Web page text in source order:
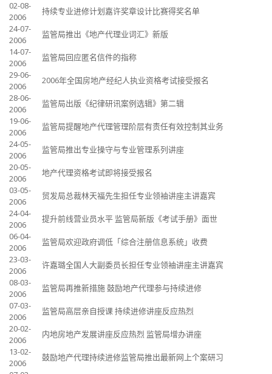
02-08-
2006
持续专业进修计划嘉许奖章设计比赛得奖名单
24-07-
2006
监管局推出《地产代理业词汇》新版
14-07-
2006
监管局回应匿名信件的指称
29-06-
2006
2006年全国房地产经纪人执业资格考试接受报名
28-06-
2006
监管局出版《纪律研讯案例选辑》第二辑
19-06-
2006
监管局提醒地产代理管理阶层有责任有效控制其业务
24-05-
2006
监管局推出专业操守与专业管理系列讲座
20-05-
2006
地产代理资格考试即将接受报名
03-05-
2006
贸发局总裁林天福先生担任专业领袖讲座主讲嘉宾
24-04-
2006
提升前线营业员水平 监管局新版《考试手册》面世
06-04-
2006
监管局欢迎政府调低「综合注册信息系统」收费
23-03-
2006
许嘉璐全国人大副委员长担任专业领袖讲座主讲嘉宾
08-03-
2006
监管局再推新措施 鼓励地产代理参与持续进修
07-03-
2006
监管局高层亲自授课 持续进修讲座反应热烈
20-02-
2006
内地房地产发展讲座反应热烈 监管局增办讲座
13-02-
2006
鼓励地产代理持续进修监管局推出最新网上个案研习